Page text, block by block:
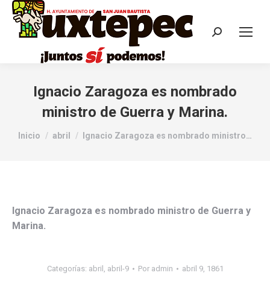
Ignacio Zaragoza es nombrado
ministro de Guerra y Marina.
Estás aquí:
Inicio abril Ignacio Zaragoza es nombrado ministro…
Ignacio Zaragoza es nombrado ministro de Guerra y
Marina.
Categorías: abril , abril-9 Por admin abril 9, 1861